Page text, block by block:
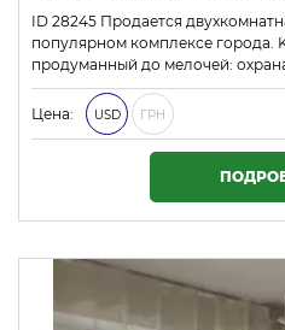
ID 28245 Продается
популярном комплексе города.
продуманный до мелочей:
Цена: USD ГРН